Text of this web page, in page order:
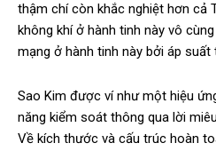
thậm chí còn khắc nghiệt hơn cả
không khí ở hành tinh này vô
mạng ở hành tinh này bởi áp suất
Sao Kim được ví như một hiệu
năng kiểm soát thông qua lời
Về kích thước và cấu trúc hoàn